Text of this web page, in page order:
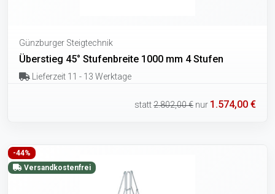
Günzburger Steigtechnik
Überstieg 45° Stufenbreite 1000 mm 4 Stufen
Lieferzeit 11 - 13 Werktage
statt2.802,00 € nur 1.574,00 €
-44%
Versandkostenfrei